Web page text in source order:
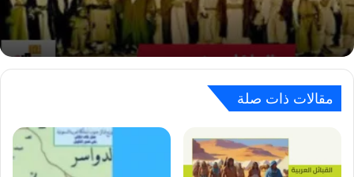
مقالات ذات صلة